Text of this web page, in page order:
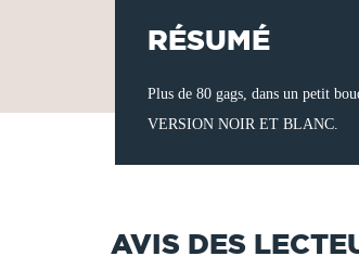
RÉSUMÉ
Plus de 80 gags, dans un petit
VERSION NOIR ET BLANC.
AVIS DES